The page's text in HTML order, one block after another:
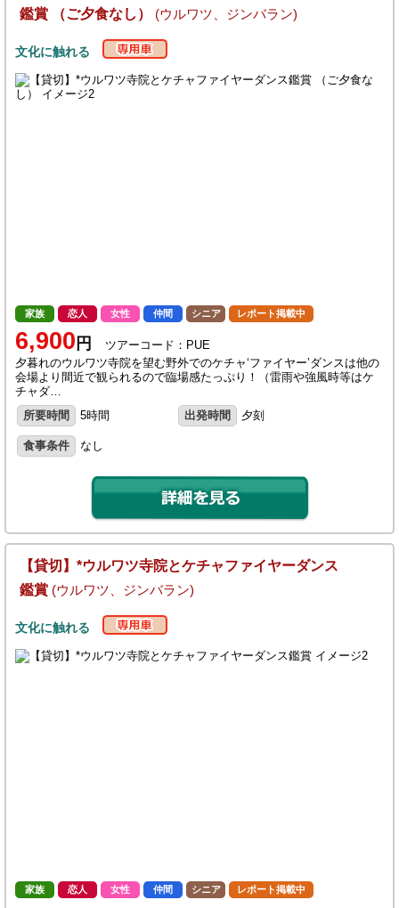
鑑賞 （ご夕食なし） (ウルワツ、ジンバラン)
文化に触れる
家族 恋人 女性 仲間 シニア レポート掲載中
6,900 円
ツアーコード：PUE
夕暮れのウルワツ寺院を望む野外でのケチャ‘ファイヤー’ダンスは他の
会場より間近で観られるので臨場感たっぷり！（雷雨や強風時等はケ
チャダ…
所要時間
5時間 出発時間 夕刻
食事条件 なし
【貸切】*ウルワツ寺院とケチャファイヤーダンス
鑑賞 (ウルワツ、ジンバラン)
文化に触れる
家族 恋人 女性 仲間 シニア レポート掲載中